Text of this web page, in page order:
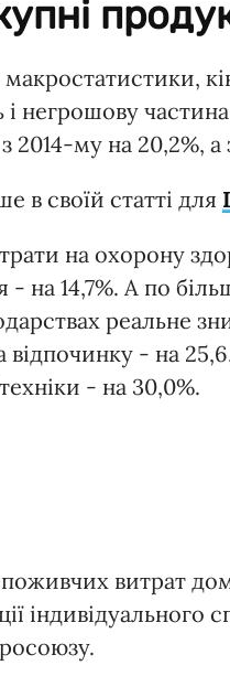
негрошову
2014-му на 20,2%,
в своїй статті для
на охорону
- на 14,7%. А по
реальне
відпочинку - на
- на 30,0%.
витрат